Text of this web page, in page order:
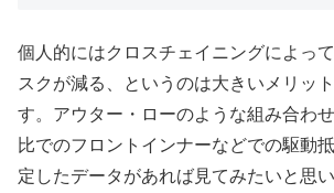
個人的にはクロスチェイニングによっ
スクが減る、というのは大きいメリッ
す。アウター・ローのような組み合わ
比でのフロントインナーなどでの駆動
定したデータがあれば見てみたいと思い